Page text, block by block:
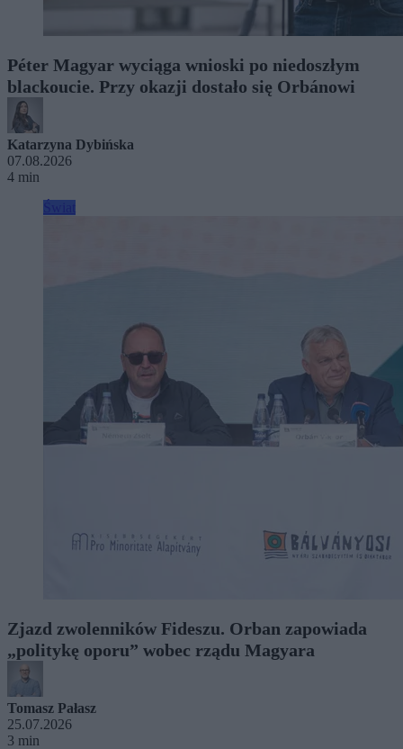
Péter Magyar wyciąga wnioski po niedoszłym
blackoucie. Przy okazji dostało się Orbánowi
Katarzyna Dybińska
07.08.2026
4 min
Zjazd zwolenników Fideszu. Orban zapowiada
„politykę oporu” wobec rządu Magyara
Tomasz Pałasz
25.07.2026
3 min